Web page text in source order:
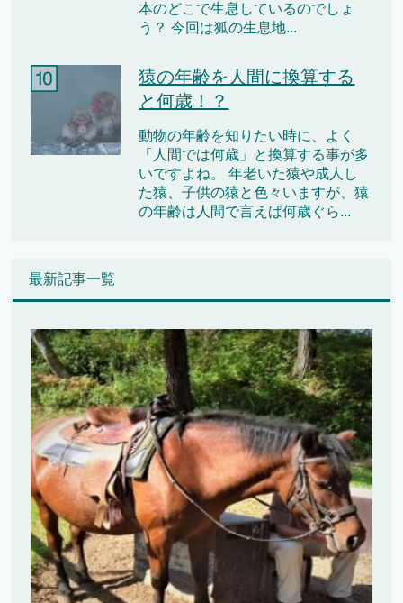
本のどこで生息しているのでしょ
う？ 今回は狐の生息地...
猿の年齢を人間に換算する
と何歳！？
動物の年齢を知りたい時に、よく
「人間では何歳」と換算する事が多
いですよね。 年老いた猿や成人し
た猿、子供の猿と色々いますが、猿
の年齢は人間で言えば何歳ぐら...
最新記事一覧